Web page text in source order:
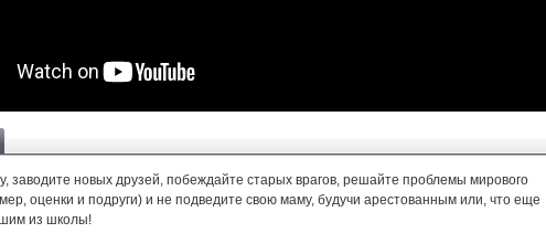
заводите новых друзей, побеждайте старых врагов, решайте проблемы мирового
оценки и подруги) и не подведите свою маму, будучи арестованным или, что еще
из школы!